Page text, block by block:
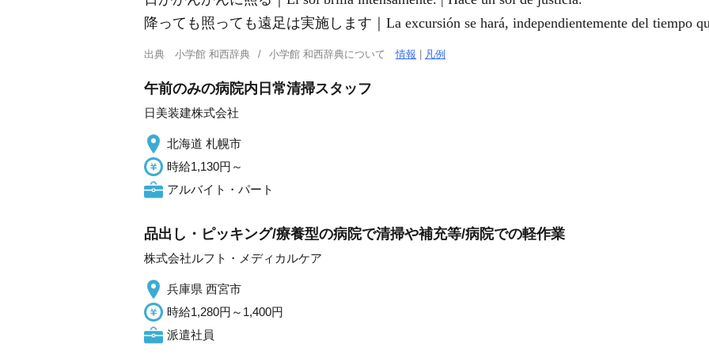
降っても照っても遠足は実施します｜La excursión se hará, independientemente del tiempo
出典 小学館 和西辞典 小学館 和西辞典について情報 凡例
午前のみの病院内日常清掃スタッフ
日美装建株式会社
北海道 札幌市
時給1,130円～
アルバイト・パート
品出し・ピッキング/療養型の病院で清掃や補充等/病院での軽作業
株式会社ルフト・メディカルケア
兵庫県 西宮市
時給1,280円～1,400円
派遣社員